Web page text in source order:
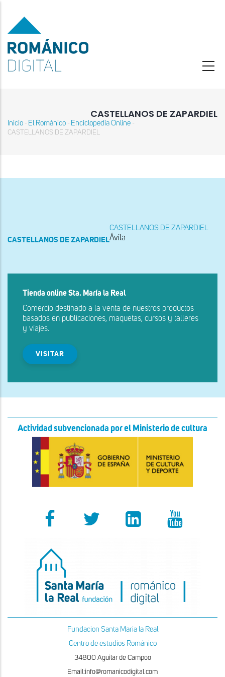
contenido
principal
CASTELLANOS DE ZAPARDIEL
Sobrescribir
ayuda
Inicio - El Románico - Enciclopedia Online -
CASTELLANOS DE ZAPARDIEL
CASTELLANOS DE ZAPARDIEL
CASTELLANOS DE ZAPARDIEL
Ávila
Tienda online Sta. María la Real
Comercio destinado a la venta de nuestros productos
basados en publicaciones, maquetas, cursos y talleres
y viajes.
VISITAR
Actividad subvencionada por el Ministerio de cultura
Fundacion Santa Maria la Real
Centro de estudios Románico
34800 Aguilar de Campoo
Email:info@romanicodigital.com